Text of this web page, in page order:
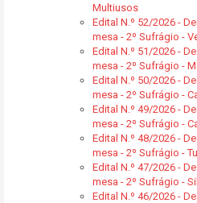
Multiusos
Edital N.º 52/2026 -
mesa - 2º Sufrágio -
Edital N.º 51/2026 -
mesa - 2º Sufrágio -
Edital N.º 50/2026 -
mesa - 2º Sufrágio -
Edital N.º 49/2026 -
mesa - 2º Sufrágio -
Edital N.º 48/2026 -
mesa - 2º Sufrágio -
Edital N.º 47/2026 -
mesa - 2º Sufrágio -
Edital N.º 46/2026 -